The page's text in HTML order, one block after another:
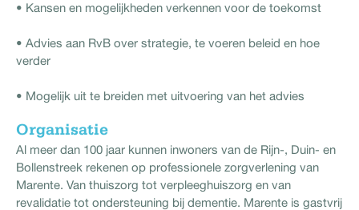
• Kansen en mogelijkheden verkennen voor de toekomst
• Advies aan RvB over strategie, te voeren beleid en hoe
verder
• Mogelijk uit te breiden met uitvoering van het advies
Organisatie
Al meer dan 100 jaar kunnen inwoners van de Rijn-, Duin- en
Bollenstreek rekenen op professionele zorgverlening van
Marente. Van thuiszorg tot verpleeghuiszorg en van
revalidatie tot ondersteuning bij dementie. Marente is gastvrij